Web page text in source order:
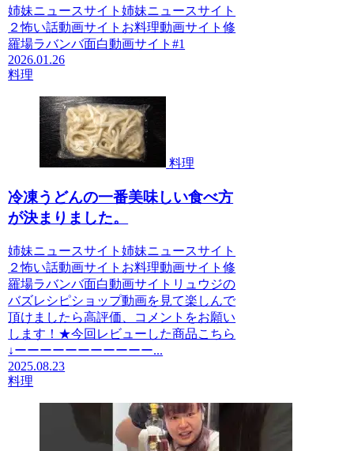
姉妹ニュースサイト姉妹ニュースサイト
２怖い話動画サイトお料理動画サイト修
羅場ラバンバ面白動画サイト#1
2026.01.26
料理
料理
冷凍うどんの一番美味しい食べ方
が決まりました。
姉妹ニュースサイト姉妹ニュースサイト
２怖い話動画サイトお料理動画サイト修
羅場ラバンバ面白動画サイトリュウジの
バズレシピショップ動画を見て楽しんで
頂けましたら高評価、コメントをお願い
します！★今回レビューした商品こちら
↓ーーーーーーーーーーー...
2025.08.23
料理